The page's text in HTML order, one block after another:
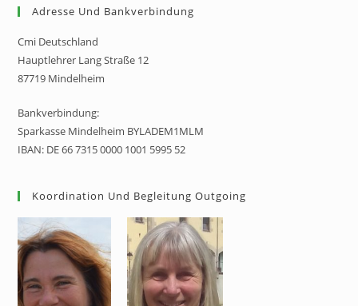
Adresse Und Bankverbindung
Cmi Deutschland
Hauptlehrer Lang Straße 12
87719 Mindelheim
Bankverbindung:
Sparkasse Mindelheim BYLADEM1MLM
IBAN: DE 66 7315 0000 1001 5995 52
Koordination Und Begleitung Outgoing